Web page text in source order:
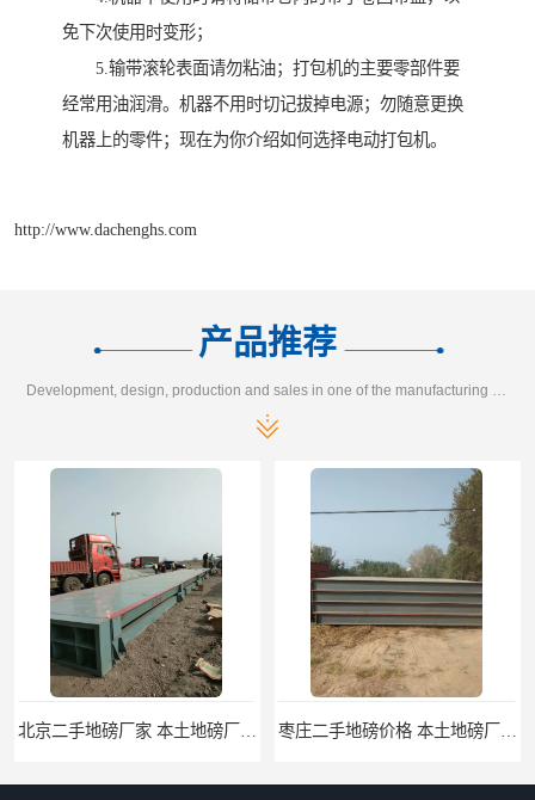
免下次使用时变形；
5.输带滚轮表面请勿粘油；打包机的主要零部件要
经常用油润滑。机器不用时切记拔掉电源；勿随意更换
机器上的零件；现在为你介绍如何选择电动打包机。
http://www.dachenghs.com
产品推荐
北京二手地磅厂家 本土地磅厂100秒报价 枣庄二手地磅价格 本土地磅厂100秒报价